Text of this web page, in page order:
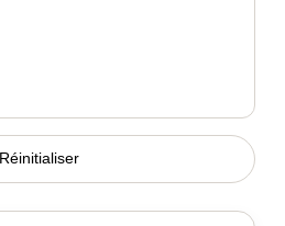
Réinitialiser